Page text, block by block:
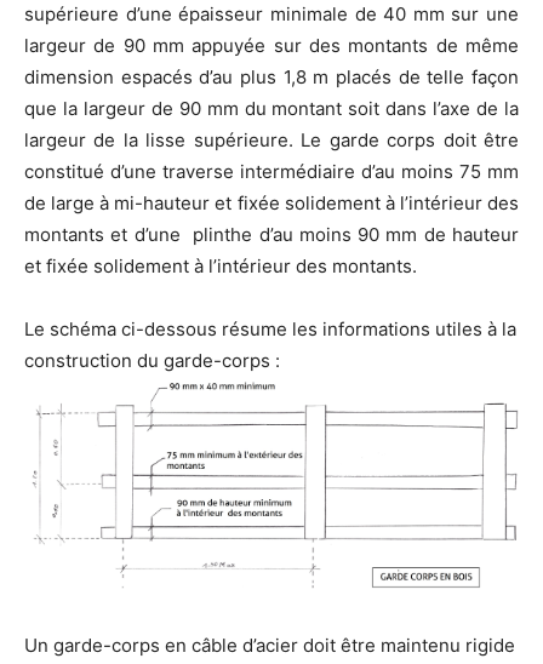
supérieure d’une épaisseur minimale de 40 mm sur une
largeur de 90 mm appuyée sur des montants de même
dimension espacés d’au plus 1,8 m placés de telle façon
que la largeur de 90 mm du montant soit dans l’axe de la
largeur de la lisse supérieure. Le garde corps doit être
constitué d’une traverse intermédiaire d’au moins 75 mm
de large à mi-hauteur et fixée solidement à l’intérieur des
montants et d’une plinthe d’au moins 90 mm de hauteur
et fixée solidement à l’intérieur des montants.
Le schéma ci-dessous résume les informations utiles à la
construction du garde-corps :
Un garde-corps en câble d’acier doit être maintenu rigide